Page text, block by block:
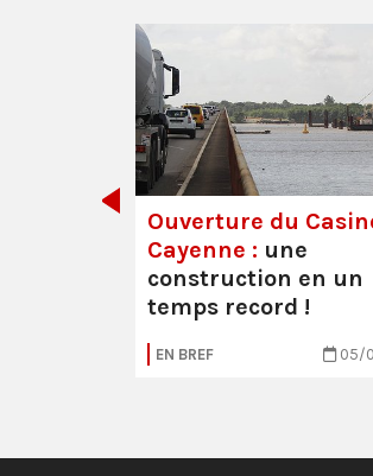
Ouverture du
Cayenne : une
construction en un
temps record !
EN BREF 05/